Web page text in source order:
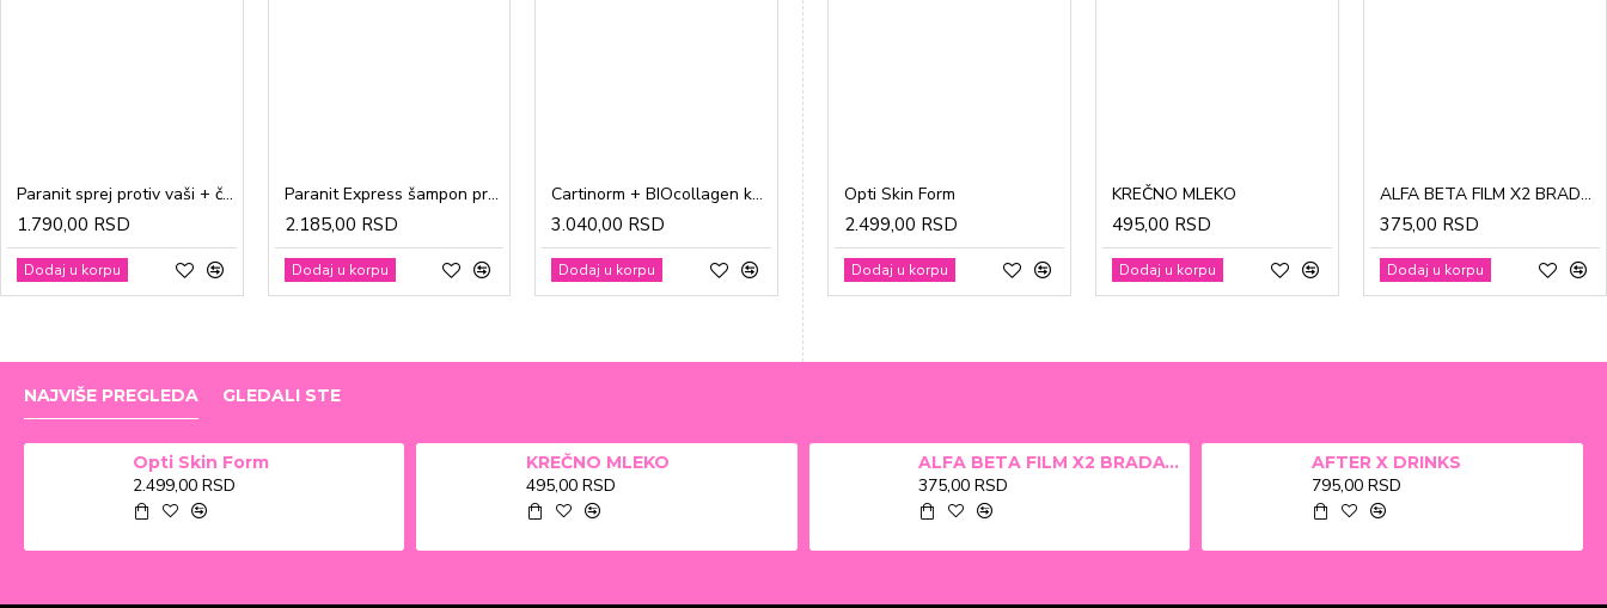
Paranit sprej protiv vaši + češalj 100ml
1.790,00 RSD
Dodaj u korpu
Paranit Express šampon protiv vaši + češalj 200ml
2.185,00 RSD
Dodaj u korpu
Cartinorm + BIOcollagen kesice a20
3.040,00 RSD
Dodaj u korpu
Gravidon A tablete a30
1.865,00 RSD
Dodaj u korpu
CinkDermin pasta 5g
280,00 RSD
Dodaj u korpu
Mustela Cold krema za lice 40ml
1.370,00 RSD
Dodaj u korpu
Opti Skin Form
2.499,00 RSD
Dodaj u korpu
KREČNO MLEKO
495,00 RSD
Dodaj u korpu
ALFA BETA FILM X2 BRADAVICE, KURJE OKO 15ml
375,00 RSD
Dodaj u korpu
NAJVIŠE PREGLEDA GLEDALI STE
Opti Skin Form
2.499,00 RSD
KREČNO MLEKO
495,00 RSD
ALFA BETA FILM X2 BRADAVICE, KURJE OKO 15ml
375,00 RSD
AFTER X DRINKS
795,00 RSD